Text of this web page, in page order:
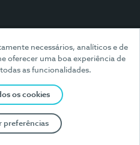
necessários, analíticos e de
oferecer uma boa experiência de
as funcionalidades.
os cookies
preferências